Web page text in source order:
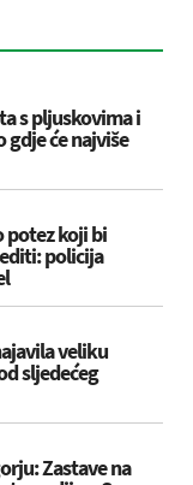
s pljuskovima i
će najviše
potez koji bi
policija
veliku
sljedećeg
Zastave na